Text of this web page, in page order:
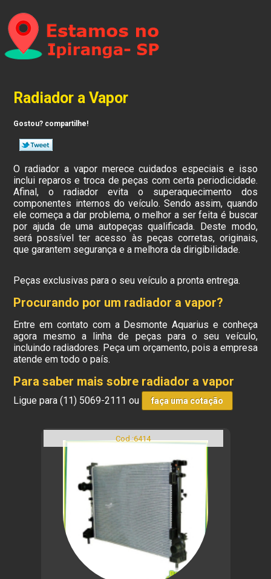
Radiador a Vapor
Gostou? compartilhe!
O radiador a vapor merece cuidados especiais e isso
inclui reparos e troca de peças com certa periodicidade.
Afinal, o radiador evita o superaquecimento dos
componentes internos do veículo. Sendo assim, quando
ele começa a dar problema, o melhor a ser feita é buscar
por ajuda de uma autopeças qualificada. Deste modo,
será possível ter acesso às peças corretas, originais,
que garantem segurança e a melhora da dirigibilidade.
Peças exclusivas para o seu veículo a pronta entrega.
Procurando por um radiador a vapor?
Entre em contato com a Desmonte Aquarius e conheça
agora mesmo a linha de peças para o seu veículo,
incluindo radiadores. Peça um orçamento, pois a empresa
atende em todo o país.
Para saber mais sobre radiador a vapor
Ligue para(11) 5069-2111 ou faça uma cotação
Cod.:6414